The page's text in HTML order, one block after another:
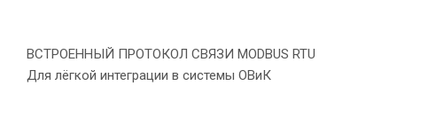
ВСТРОЕННЫЙ ПРОТОКОЛ СВЯЗИ MODBUS RTU
Для лёгкой интеграции в системы ОВиК